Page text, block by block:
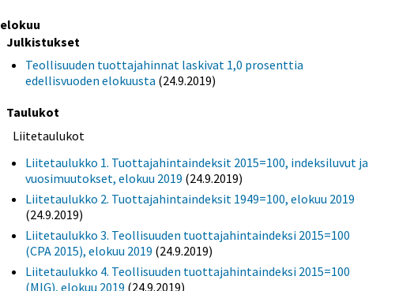
elokuu
Julkistukset
Teollisuuden tuottajahinnat laskivat 1,0 prosenttia
edellisvuoden elokuusta (24.9.2019)
Taulukot
Liitetaulukot
Liitetaulukko 1. Tuottajahintaindeksit 2015=100, indeksiluvut ja
vuosimuutokset, elokuu 2019 (24.9.2019)
Liitetaulukko 2. Tuottajahintaindeksit 1949=100, elokuu 2019
(24.9.2019)
Liitetaulukko 3. Teollisuuden tuottajahintaindeksi 2015=100
(CPA 2015), elokuu 2019 (24.9.2019)
Liitetaulukko 4. Teollisuuden tuottajahintaindeksi 2015=100
(MIG), elokuu 2019 (24.9.2019)